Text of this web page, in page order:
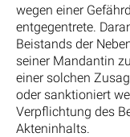
wegen einer
entgegentrete.
Beistands der
seiner Mandantin
einer solchen
oder sanktioniert
Verpflichtung des
Akteninhalts.